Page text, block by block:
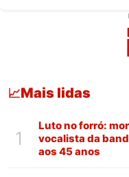
📈Mais lidas
1
Luto no forró:
vocalista da
aos 45 anos